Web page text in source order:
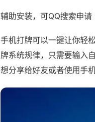
辅助安装，可QQ搜索申
手机打牌可以一键让你轻
牌系统规律，只需要输入
想分享给好友或者使用手